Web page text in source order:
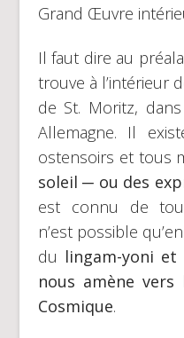
Grand Œuvre
Il faut dire au
trouve à l’intérieur
de St. Moritz,
Allemagne. Il
ostensoirs et tous
soleil ─ ou des
est connu de
n’est possible
du lingam-yoni
nous amène vers
Cosmique.